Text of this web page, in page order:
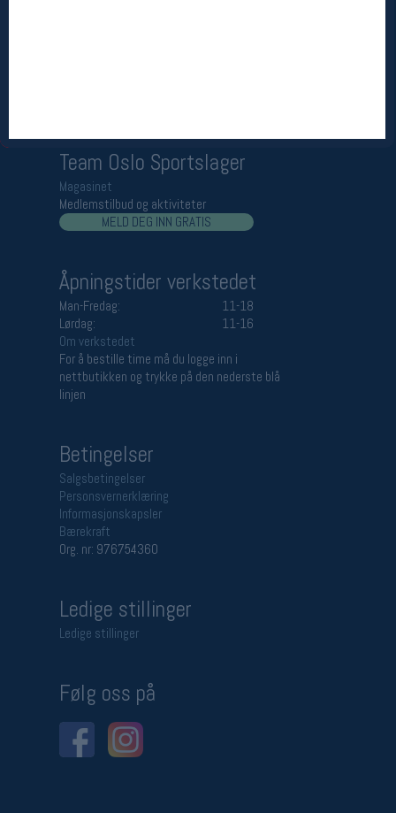
Team Oslo Sportslager
Magasinet
Medlemstilbud og aktiviteter
MELD DEG INN GRATIS
Åpningstider verkstedet
Man-Fredag:
11-18
Lørdag:
11-16
Om verkstedet
For å bestille time må du logge inn i
nettbutikken og trykke på den nederste blå
linjen
Betingelser
Salgsbetingelser
Personsvernerklæring
Informasjonskapsler
Bærekraft
Org. nr: 976754360
Ledige stillinger
Ledige stillinger
Følg oss på